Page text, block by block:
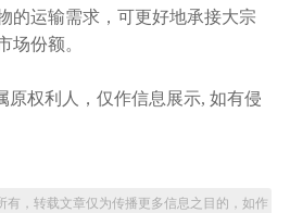
的运输需求，可更好地承接大宗
场份额。
权利人，仅作信息展示, 如有侵
有，转载文章仅为传播更多信息之目的，如作